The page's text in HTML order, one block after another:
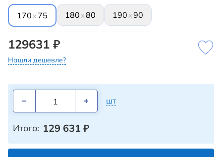
170 x 75 180 x80 190 x90
129631 ₽
Нашли дешевле?
шт
Итого: 129 631 ₽